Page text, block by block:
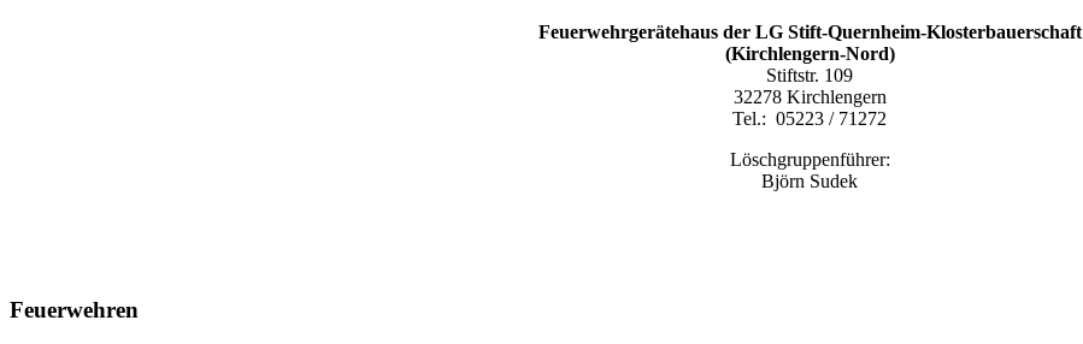
Feuerwehrgerätehaus der LG Stift-Quernheim-Klosterbauerschaft
(Kirchlengern-Nord)
Stiftstr. 109
32278 Kirchlengern
Tel.: 05223 / 71272
Löschgruppenführer:
Björn Sudek
Feuerwehren